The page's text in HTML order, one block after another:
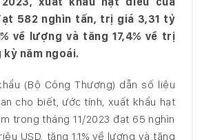
582 nghìn tấn, trị giá 3,31 tỷ
về lượng và tăng 17,4% về trị
kỳ năm ngoái.
(Bộ Công Thương) dẫn số liệu
cho biết, ước tính, xuất khẩu hạt
trong tháng 11/2023 đạt 65 nghìn
USD, tăng 1,1% về lượng và tăng